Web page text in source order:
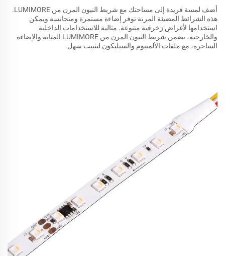
أضف لمسة فريدة إلى مساحتك مع شريط النيون المرن من LUMIMORE.
هذه الشرائط المضيئة المرنة توفر إضاءة مستمرة ومتجانسة ويمكن
استخدامها لأغراض زخرفية متنوعة. مثالية للاستخدامات الداخلية
والخارجية، يضمن شريط النيون المرن من LUMIMORE المتانة والإضاءة
الساحرة، مع ملفات الألمنيوم والسيليكون لتثبيت سهل.